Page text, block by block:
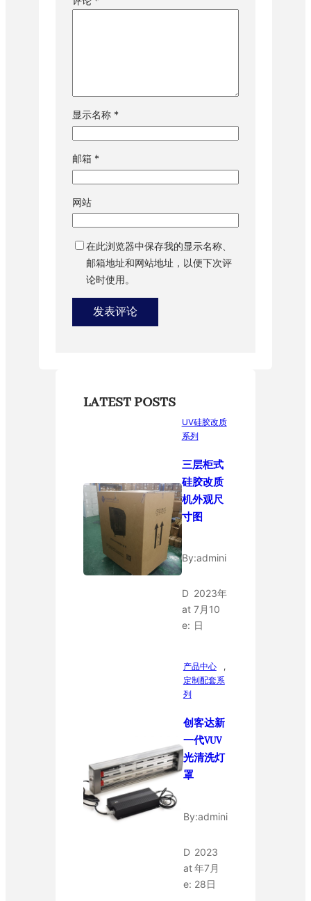
显示名称 *
邮箱 *
网站
在此浏览器中保存我的显示名称、
邮箱地址和网站地址，以便下次评
论时使用。
LATEST POSTS
UV硅胶改质
系列
三层柜式
硅胶改质
机外观尺
寸图
By:admini
D
at
e:
2023年
7月10
日
产品中心
,
定制配套系
列
创客达新
一代VUV
光清洗灯
罩
By:admini
D
at
e:
2023
年7月
28日